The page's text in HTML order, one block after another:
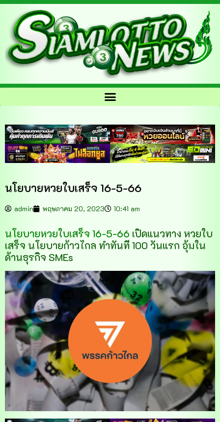
นโยบายหวยใบเสร็จ 16-5-66
admin พฤษภาคม 20, 2023 10:41 am
นโยบายหวยใบเสร็จ 16-5-66 เปิดแนวทาง หวยใบ
เสร็จ นโยบายก้าวไกล ทำทันที 100 วันแรก อุ้มใน
ด้านธุรกิจ SMEs